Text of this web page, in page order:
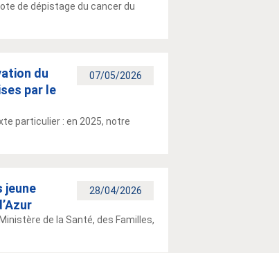
de dépistage du cancer du
07/05/2026
du
par le
particulier : en 2025, notre
28/04/2026
jeune
de la Santé, des Familles,